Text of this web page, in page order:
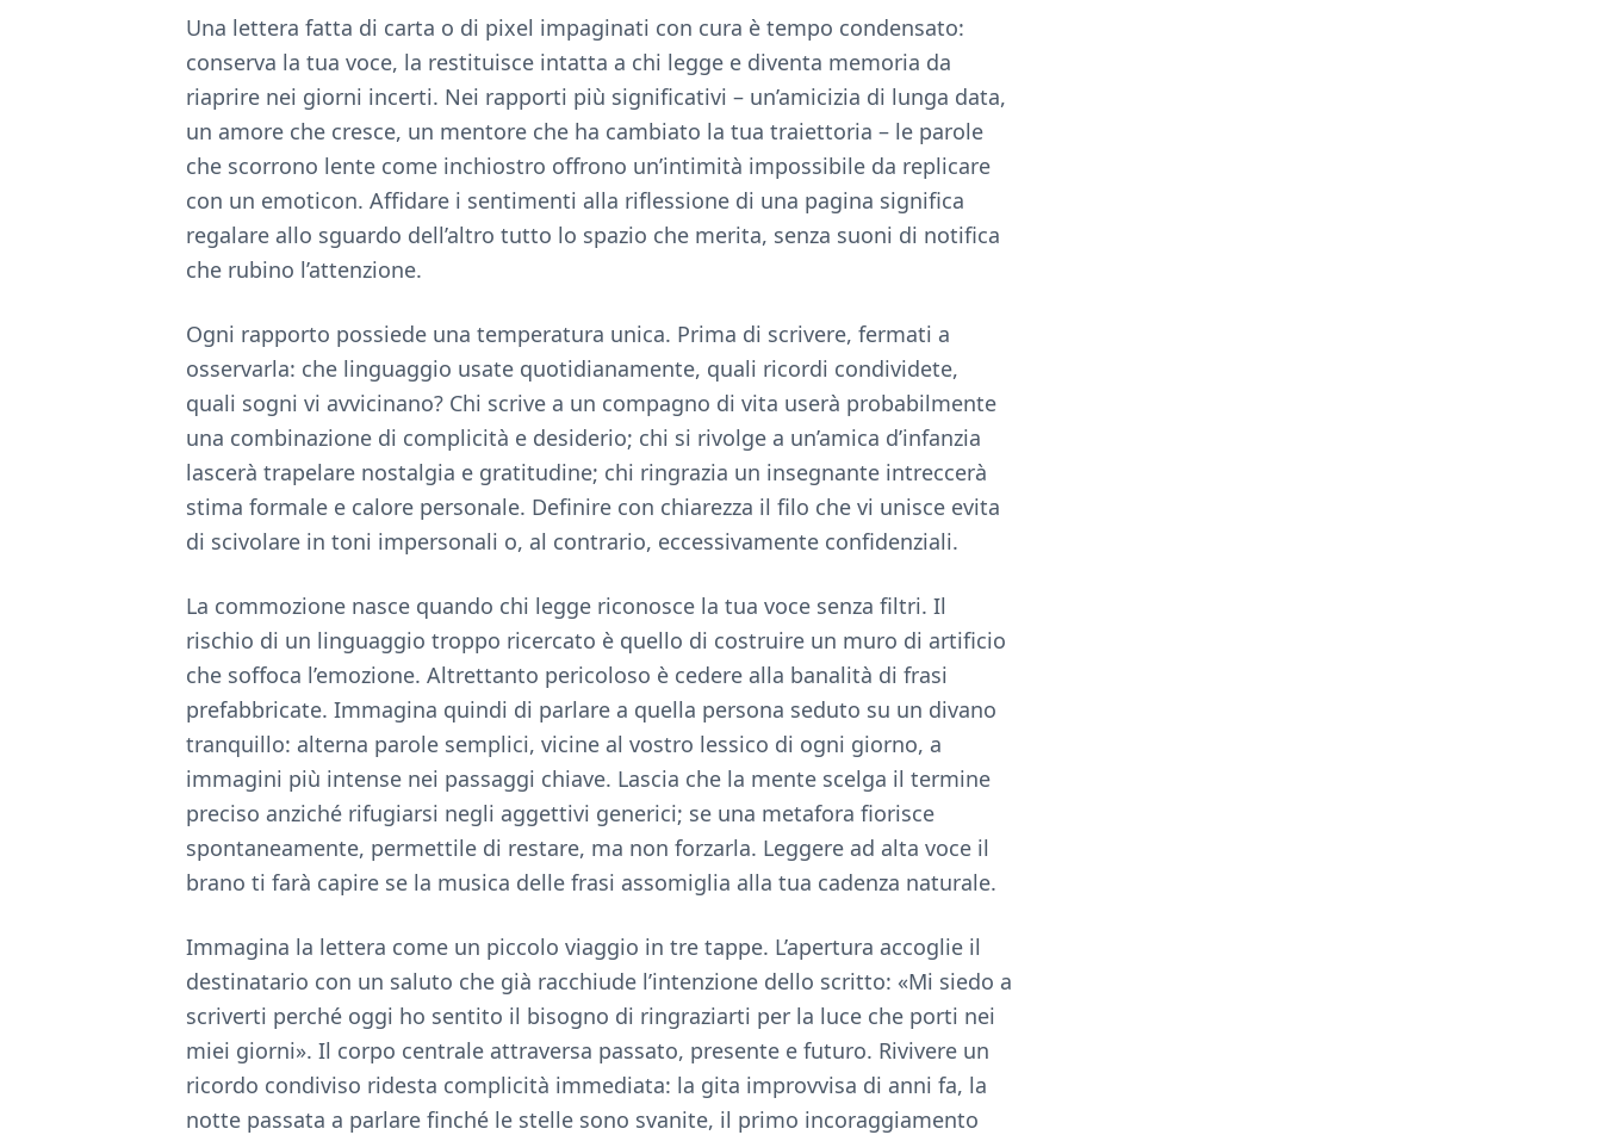
Una lettera fatta di carta o di pixel impaginati con cura è tempo condensato:
conserva la tua voce, la restituisce intatta a chi legge e diventa memoria da
riaprire nei giorni incerti. Nei rapporti più significativi – un’amicizia di lunga data,
un amore che cresce, un mentore che ha cambiato la tua traiettoria – le parole
che scorrono lente come inchiostro offrono un’intimità impossibile da replicare
con un emoticon. Affidare i sentimenti alla riflessione di una pagina significa
regalare allo sguardo dell’altro tutto lo spazio che merita, senza suoni di notifica
che rubino l’attenzione.
Ogni rapporto possiede una temperatura unica. Prima di scrivere, fermati a
osservarla: che linguaggio usate quotidianamente, quali ricordi condividete,
quali sogni vi avvicinano? Chi scrive a un compagno di vita userà probabilmente
una combinazione di complicità e desiderio; chi si rivolge a un’amica d’infanzia
lascerà trapelare nostalgia e gratitudine; chi ringrazia un insegnante intreccerà
stima formale e calore personale. Definire con chiarezza il filo che vi unisce evita
di scivolare in toni impersonali o, al contrario, eccessivamente confidenziali.
La commozione nasce quando chi legge riconosce la tua voce senza filtri. Il
rischio di un linguaggio troppo ricercato è quello di costruire un muro di artificio
che soffoca l’emozione. Altrettanto pericoloso è cedere alla banalità di frasi
prefabbricate. Immagina quindi di parlare a quella persona seduto su un divano
tranquillo: alterna parole semplici, vicine al vostro lessico di ogni giorno, a
immagini più intense nei passaggi chiave. Lascia che la mente scelga il termine
preciso anziché rifugiarsi negli aggettivi generici; se una metafora fiorisce
spontaneamente, permettile di restare, ma non forzarla. Leggere ad alta voce il
brano ti farà capire se la musica delle frasi assomiglia alla tua cadenza naturale.
Immagina la lettera come un piccolo viaggio in tre tappe. L’apertura accoglie il
destinatario con un saluto che già racchiude l’intenzione dello scritto: «Mi siedo a
scriverti perché oggi ho sentito il bisogno di ringraziarti per la luce che porti nei
miei giorni». Il corpo centrale attraversa passato, presente e futuro. Rivivere un
ricordo condiviso ridesta complicità immediata: la gita improvvisa di anni fa, la
notte passata a parlare finché le stelle sono svanite, il primo incoraggiamento